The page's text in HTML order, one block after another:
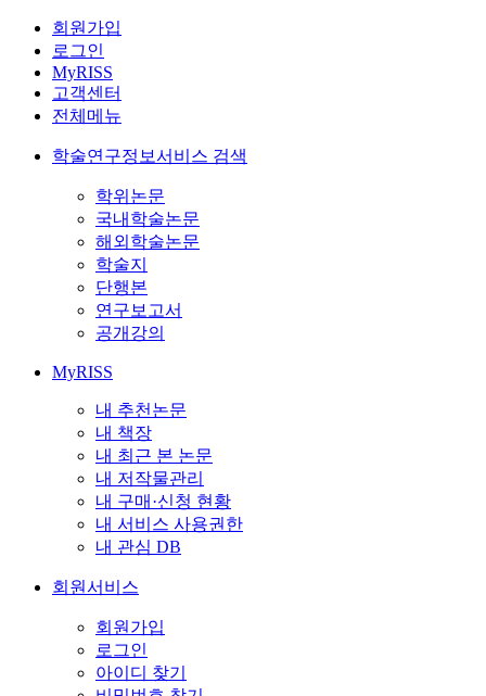
회원가입
로그인
MyRISS
고객센터
전체메뉴
학술연구정보서비스 검색
학위논문
국내학술논문
해외학술논문
학술지
단행본
연구보고서
공개강의
MyRISS
내 추천논문
내 책장
내 최근 본 논문
내 저작물관리
내 구매·신청 현황
내 서비스 사용권한
내 관심 DB
회원서비스
회원가입
로그인
아이디 찾기